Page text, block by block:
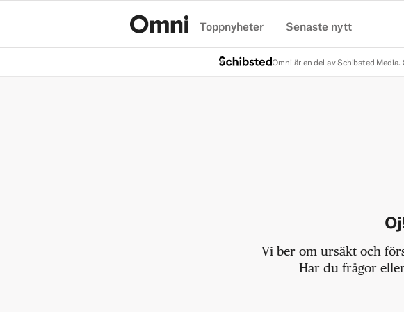
Toppnyheter Senaste nytt
Omni är en del av Schibsted Media.
Vi ber om ursäkt och
Har du frågor